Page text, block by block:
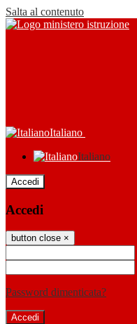
Salta al contenuto
Italiano
Italiano
Accedi
Accedi
button close ×
Password dimenticata?